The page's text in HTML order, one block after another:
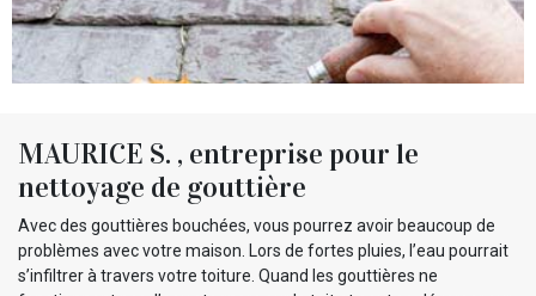
MAURICE S. , entreprise pour le
nettoyage de gouttière
Avec des gouttières bouchées, vous pourrez avoir beaucoup de
problèmes avec votre maison. Lors de fortes pluies, l’eau pourrait
s’infiltrer à travers votre toiture. Quand les gouttières ne